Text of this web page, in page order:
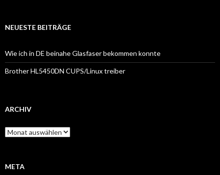
NEUESTE BEITRÄGE
Wie ich in DE beinahe Glasfaser bekommen konnte
Brother HL5450DN CUPS/Linux treiber
ARCHIV
Archiv
META